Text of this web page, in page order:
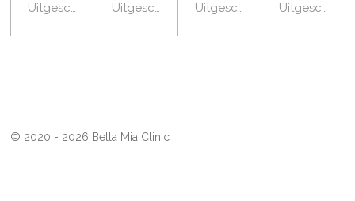
Uitgeschakeld Uitgeschakeld Uitgeschakeld
© 2020 - 2026 Bella Mia Clinic